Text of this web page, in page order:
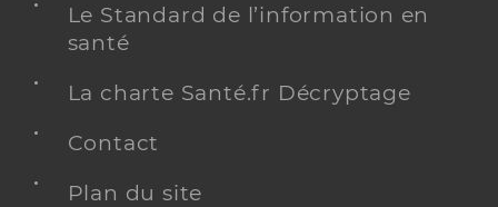
Le Standard de l’information en
santé
La charte Santé.fr Décryptage
Contact
Plan du site